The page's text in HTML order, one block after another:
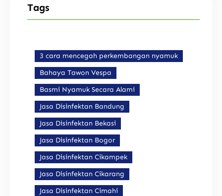
Tags
3 cara mencegah perkembangan nyamuk
Bahaya Tawon Vespa
Basmi Nyamuk Secara Alami
Jasa Disinfektan Bandung
Jasa Disinfektan Bekasi
Jasa Disinfektan Bogor
Jasa Disinfektan Cikampek
Jasa Disinfektan Cikarang
Jasa Disinfektan Cimahi